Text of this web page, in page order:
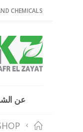
CHEMICALS
عن